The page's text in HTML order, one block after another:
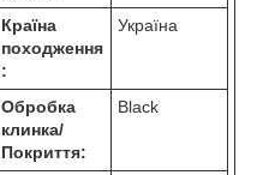
Країна
походження
:
Україна
Обробка
клинка/
Покриття:
Black